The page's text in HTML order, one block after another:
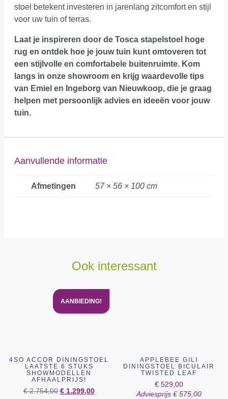
stoel betekent investeren in jarenlang zitcomfort en stijl
voor uw tuin of terras.
Laat je inspireren door de Tosca stapelstoel hoge
rug en ontdek hoe je jouw tuin kunt omtoveren tot
een stijlvolle en comfortabele buitenruimte. Kom
langs in onze showroom en krijg waardevolle tips
van Emiel en Ingeborg van Nieuwkoop, die je graag
helpen met persoonlijk advies en ideeën voor jouw
tuin.
Aanvullende informatie
Afmetingen 57 × 56 × 100 cm
Ook interessant
AANBIEDING!
4SO ACCOR DININGSTOEL
LAATSTE 6 STUKS
SHOWMODELLEN
AFHAALPRIJS!
€2.754,00 € 1.299,00
APPLEBEE GILI
DININGSTOEL BICULAIR
TWISTED LEAF
€ 529,00
Adviesprijs €575,00